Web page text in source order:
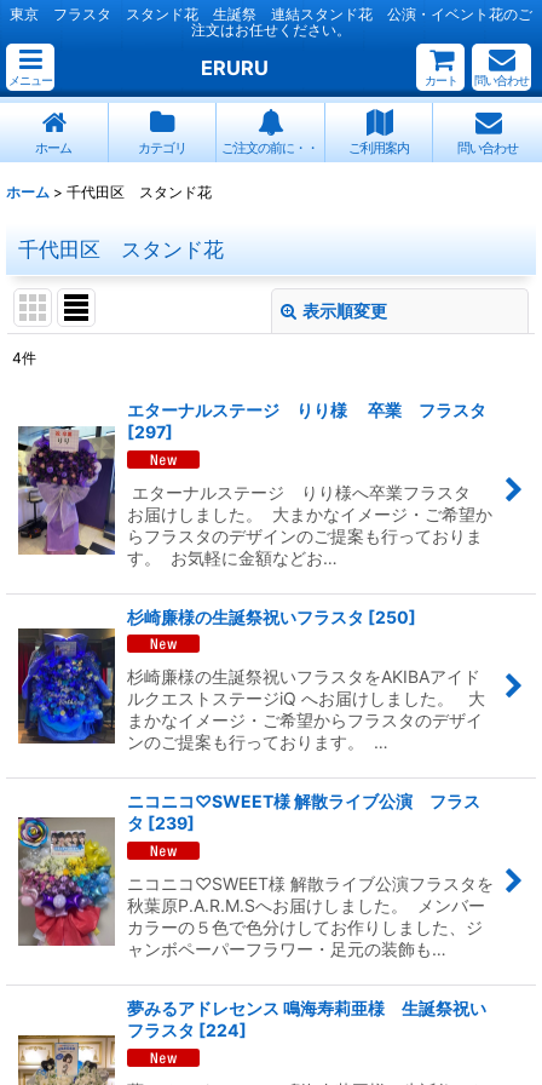
東京 フラスタ スタンド花 生誕祭 連結スタンド花 公演・イベント花のご
注文はお任せください。
メニュー
ERURU
カート 問い合わせ
ホーム カテゴリ ご注文の前に・・ ご利用案内 問い合わせ
ホーム > 千代田区 スタンド花
千代田区 スタンド花
表示順変更
並び順:
絞り込む
4件
エターナルステージ りり様 卒業 フラスタ
[297]
エターナルステージ りり様へ卒業フラスタ
お届けしました。 大まかなイメージ・ご希望か
らフラスタのデザインのご提案も行っておりま
す。 お気軽に金額などお…
杉崎廉様の生誕祭祝いフラスタ [250]
杉崎廉様の生誕祭祝いフラスタをAKIBAアイド
ルクエストステージiQ へお届けしました。 大
まかなイメージ・ご希望からフラスタのデザイ
ンのご提案も行っております。 …
ニコニコ♡SWEET様 解散ライブ公演 フラス
タ [239]
ニコニコ♡SWEET様 解散ライブ公演フラスタを
秋葉原P.A.R.M.Sへお届けしました。 メンバー
カラーの５色で色分けしてお作りしました、ジ
ャンボペーパーフラワー・足元の装飾も…
夢みるアドレセンス 鳴海寿莉亜様 生誕祭祝い
フラスタ [224]